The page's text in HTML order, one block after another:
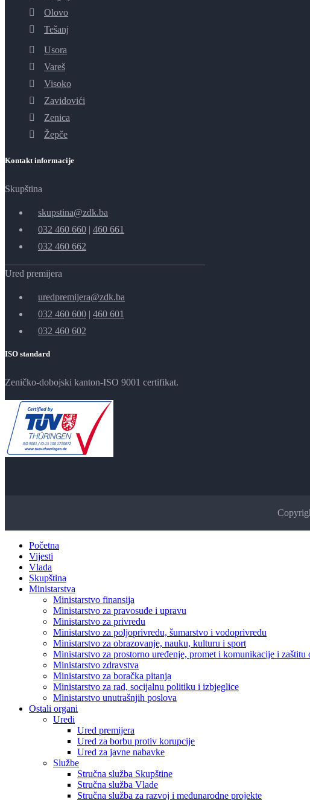
Olovo
Tešanj
Usora
Vareš
Visoko
Zavidovići
Zenica
Žepče
Kontakt informacije
Skupština
skupstina@zdk.ba
032 460 660 | 460 661
032 460 662
Ured premijera
uredpremijera@zdk.ba
032 460 600 | 460 601
032 460 602
ISO standard
Zeničko-dobojski kanton-ISO 9001 certifikat.
Početna
Vijesti
Vlada
Skupština
Ministarstva
Ministarstvo finansija
Ministarstvo za pravosuđe i upravu
Ministarstvo za privredu
Ministarstvo za poljoprivredu, šumarstvo i vodoprivredu
Ministarstvo za obrazovanje, nauku, kulturu i sport
Ministarstvo za prostorno uređenje, promet i komunikacije i zaštitu
Ministarstvo zdravstva
Ministarstvo za boračka pitanja
Ministarstvo za rad, socijalnu politiku i izbjeglice
Ministarstvo unutrašnjih poslova
Ostali organi
Uredi
Ured premijera
Ured za borbu protiv korupcije
Ured za javne nabavke
Službe
Stručna služba Skupštine
Stručna služba Vlade
Stručna služba za razvoj i međunarodne projekte